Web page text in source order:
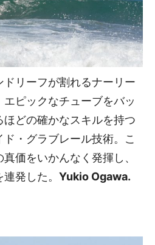
リーフが割れるナーリー
ピックなチューブをバッ
どの確かなスキルを持つ
・グラブレール技術。こ
価をいかんなく発揮し、
発した。 Yukio Ogawa.